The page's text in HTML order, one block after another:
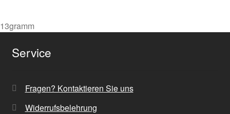
13gramm
Service
Fragen? Kontaktieren Sie uns
Widerrufsbelehrung